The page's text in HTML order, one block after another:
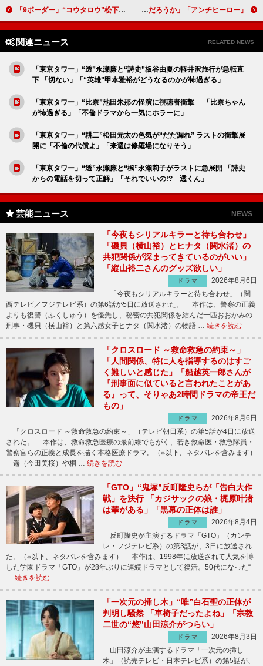
「9ボーダー」“コウタロウ”松下洸平の素性が判明 「お風呂で1人で泣く“七苗”川口春奈に胸が苦しい」 「アンチヒーロー」「そもそも糸井一家殺害の真犯人は誰なんだろうか？」「一体誰を信じていいのか分からなくなる」
関連ニュース RELATED NEWS
「東京タワー」“透”永瀬廉と“詩史”板谷由夏の軽井沢旅行が急転直
下 「切ない」「“英雄”甲本雅裕がどうなるのかが怖過ぎる」
「東京タワー」“比奈”池田朱那の怪演に視聴者衝撃 「比奈ちゃん
が怖過ぎる」「不倫ドラマから一気にホラーに」
「東京タワー」“耕二”松田元太の色気が“だだ漏れ” ラストの衝撃展
開に「不倫の代償よ」「来週は修羅場になりそう」
「東京タワー」“透”永瀬廉と“楓”永瀬莉子がラストに急展開 「詩史
からの電話を切って正解」「それでいいの!? 透くん」
芸能ニュース NEWS
「今夜もシリアルキラーと待ち合わせ」
「磯貝（横山裕）とヒナタ（関水渚）の
共犯関係が深まってきているのがいい」
「縦山裕二さんのグッズ欲しい」
ドラマ
2026年8月6日
「今夜もシリアルキラーと待ち合わせ」（関
西テレビ／フジテレビ系）の第6話が5日に放送された。 本作は、警察の正義
よりも復讐（ふくしゅう）を優先し、秘密の共犯関係を結んだ一匹おおかみの
刑事・磯貝（横山裕）と第六感女子ヒナタ（関水渚）の物語 … 続きを読む
「クロスロード ～救命救急の約束～」
「人間関係、特に人を指導するのはすご
く難しいと感じた」「船越英一郎さんが
『刑事面に似ていると言われたことがあ
る』って、そりゃあ2時間ドラマの帝王だ
もの」
ドラマ
2026年8月6日
「クロスロード ～救命救急の約束～」（テレビ朝日系）の第5話が4日に放送
された。 本作は、救命救急医療の最前線でもがく、若き救命医・救急隊員・
警察官らの正義と成長を描く本格医療ドラマ。（※以下、ネタバレを含みます）
遥（今田美桜）や桐 … 続きを読む
「GTO」“鬼塚”反町隆史らが「告白大作
戦」を決行 「カジサックの娘・梶原叶渚
は華がある」「黒幕の正体は誰」
ドラマ
2026年8月4日
反町隆史が主演するドラマ「GTO」（カンテ
レ・フジテレビ系）の第3話が、3日に放送され
た。（※以下、ネタバレを含みます） 本作は、1998年に放送されて人気を博
した学園ドラマ「GTO」が28年ぶりに連続ドラマとして復活。50代になった“
… 続きを読む
「一次元の挿し木」“唯”白石聖の正体が
判明し騒然 「車椅子だったよね」「宗教
二世の“悠”山田涼介がつらい」
ドラマ
2026年8月3日
山田涼介が主演するドラマ「一次元の挿し
木」（読売テレビ・日本テレビ系）の第5話が、